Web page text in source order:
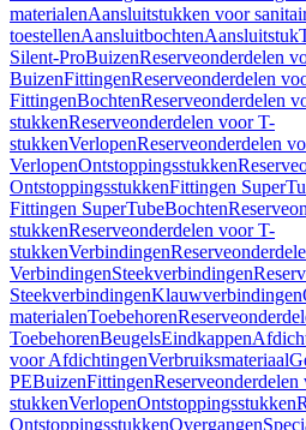
materialenAansluitstukken voor
toestellenAansluitbochtenAansluitstuk
Silent-ProBuizenReserveonderdelen
BuizenFittingenReserveonderdelen
FittingenBochtenReserveonderdelen
stukkenReserveonderdelen voor T-
stukkenVerlopenReserveonderdelen
VerlopenOntstoppingsstukken
OntstoppingsstukkenFittingen
Fittingen SuperTubeBochten
stukkenReserveonderdelen voor T-
stukkenVerbindingen
VerbindingenSteekverbindingen
SteekverbindingenKlauwverbindingen
materialenToebehoren
ToebehorenBeugelsEindkappen
voor AfdichtingenVerbruiksmateriaal
PEBuizenFittingen
stukkenVerlopenOntstoppingsstukken
OntstoppingsstukkenOvergangen